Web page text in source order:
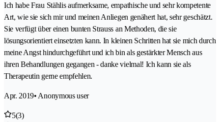
Ich habe Frau Stählis aufmerksame, empathische und sehr kompetente
Art, wie sie sich mir und meinen Anliegen genähert hat, sehr geschätzt.
Sie verfügt über einen bunten Strauss an Methoden, die sie
lösungsorientiert einsetzten kann. In kleinen Schritten hat sie mich durch
meine Angst hindurchgeführt und ich bin als gestärkter Mensch aus
ihren Behandlungen gegangen - danke vielmal! Ich kann sie als
Therapeutin gerne empfehlen.
Apr. 2019• Anonymous user
5(3)